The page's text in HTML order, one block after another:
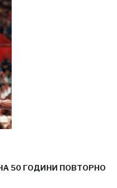
50 ГОДИНИ ПОВТОРНО